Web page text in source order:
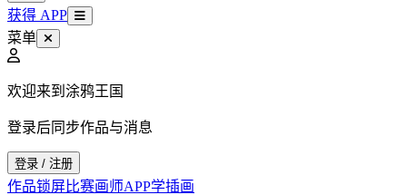
获得 APP
菜单
欢迎来到涂鸦王国
登录后同步作品与消息
登录 / 注册
作品锁屏比赛画师APP学插画